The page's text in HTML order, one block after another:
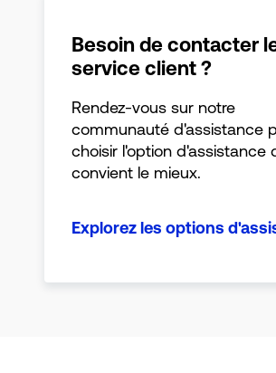
Besoin de contacter
service client ?
Rendez-vous sur notre
communauté d'assistance
choisir l'option d'assistance
convient le mieux.
Explorez les options